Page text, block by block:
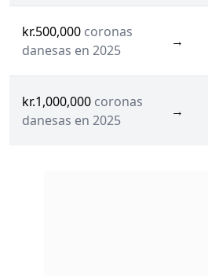
kr.500,000 coronas
danesas en 2025
→
kr.1,000,000 coronas
danesas en 2025
→